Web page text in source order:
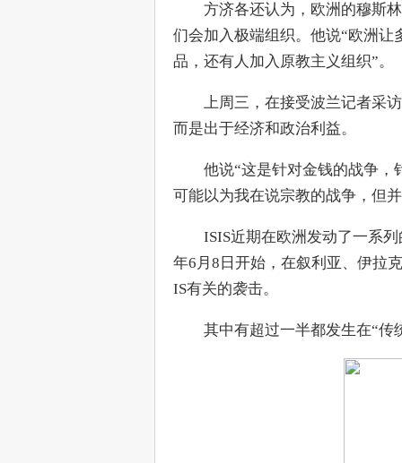
方济各还认为，欧洲的穆斯林
们会加入极端组织。他说“欧洲
品，还有人加入原教主义组织”。
上周三，在接受波兰记者采访
而是出于经济和政治利益。
他说“这是针对金钱的战争，
可能以为我在说宗教的战争，但
ISIS近期在欧洲发动了一系列
年6月8日开始，在叙利亚、伊拉
IS有关的袭击。
其中有超过一半都发生在“传